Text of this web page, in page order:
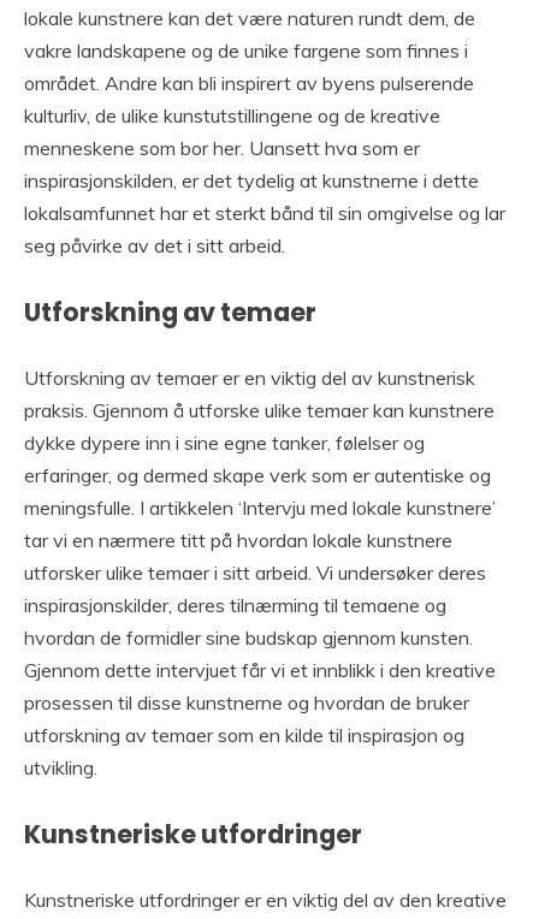
lokale kunstnere kan det være naturen rundt dem, de
vakre landskapene og de unike fargene som finnes i
området. Andre kan bli inspirert av byens pulserende
kulturliv, de ulike kunstutstillingene og de kreative
menneskene som bor her. Uansett hva som er
inspirasjonskilden, er det tydelig at kunstnerne i dette
lokalsamfunnet har et sterkt bånd til sin omgivelse og lar
seg påvirke av det i sitt arbeid.
Utforskning av temaer
Utforskning av temaer er en viktig del av kunstnerisk
praksis. Gjennom å utforske ulike temaer kan kunstnere
dykke dypere inn i sine egne tanker, følelser og
erfaringer, og dermed skape verk som er autentiske og
meningsfulle. I artikkelen ‘Intervju med lokale kunstnere’
tar vi en nærmere titt på hvordan lokale kunstnere
utforsker ulike temaer i sitt arbeid. Vi undersøker deres
inspirasjonskilder, deres tilnærming til temaene og
hvordan de formidler sine budskap gjennom kunsten.
Gjennom dette intervjuet får vi et innblikk i den kreative
prosessen til disse kunstnerne og hvordan de bruker
utforskning av temaer som en kilde til inspirasjon og
utvikling.
Kunstneriske utfordringer
Kunstneriske utfordringer er en viktig del av den kreative